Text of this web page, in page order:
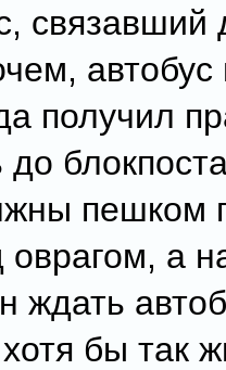
связавший
автобус
получил
пешком
а
ждать
бы так